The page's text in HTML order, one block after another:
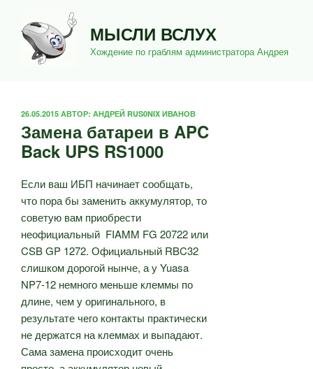
содержимому
МЫСЛИ ВСЛУХ
Хождение по граблям администратора Андрея
ОПУБЛИКОВАНО
26.05.2015 АВТОР: АНДРЕЙ RUS0NIX ИВАНОВ
Замена батареи в APC
Back UPS RS1000
Если ваш ИБП начинает сообщать,
что пора бы заменить аккумулятор, то
советую вам приобрести
неофициальный FIAMM FG 20722 или
CSB GP 1272. Официальный RBC32
слишком дорогой нынче, а у Yuasa
NP7-12 немного меньше клеммы по
длине, чем у оригинального, в
результате чего контакты практически
не держатся на клеммах и выпадают.
Сама замена происходит очень